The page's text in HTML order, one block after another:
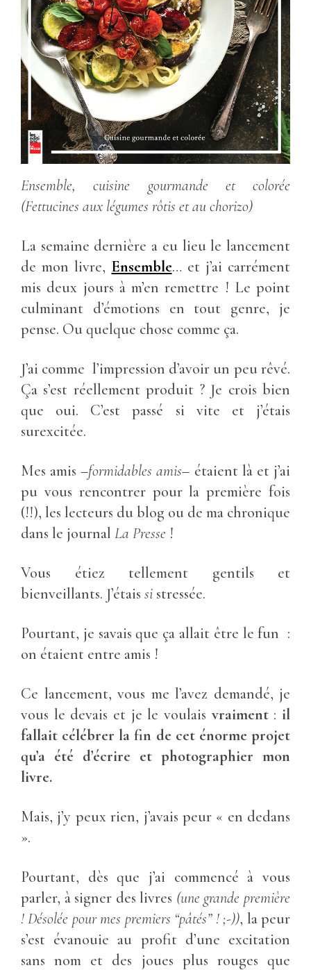
Ensemble, cuisine gourmande et colorée
(Fettucines aux légumes rôtis et au chorizo)
La semaine dernière a eu lieu le lancement
de mon livre, Ensemble… et j’ai carrément
mis deux jours à m’en remettre ! Le point
culminant d’émotions en tout genre, je
pense. Ou quelque chose comme ça.
J’ai comme l’impression d’avoir un peu rêvé.
Ça s’est réellement produit ? Je crois bien
que oui. C’est passé si vite et j’étais
surexcitée.
Mes amis –formidables amis– étaient là et j’ai
pu vous rencontrer pour la première fois
(!!), les lecteurs du blog ou de ma chronique
dans le journal La Presse !
Vous étiez tellement gentils et
bienveillants. J’étais si stressée.
Pourtant, je savais que ça allait être le fun :
on étaient entre amis !
Ce lancement, vous me l’avez demandé, je
vous le devais et je le voulais vraiment: il
fallait célébrer la fin de cet énorme projet
qu’a été d’écrire et photographier mon
livre.
Mais, j’y peux rien, j’avais peur « en dedans
».
Pourtant, dès que j’ai commencé à vous
parler, à signer des livres (une grande première
! Désolée pour mes premiers “pâtés” ! ;-)), la peur
s’est évanouie au profit d’une excitation
sans nom et des joues plus rouges que